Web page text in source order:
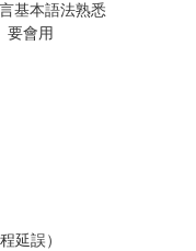
基本語法熟悉
要會用
延誤）